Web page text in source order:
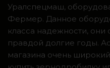
Уралспецмаш,
Фермер. Данное
класса надежности,
правдой долгие годы.
магазина очень